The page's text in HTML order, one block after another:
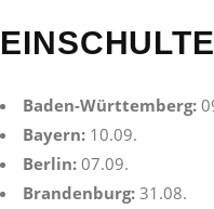
Baden-Württemberg:
Bayern: 10.09.
Berlin: 07.09.
Brandenburg: 31.08.